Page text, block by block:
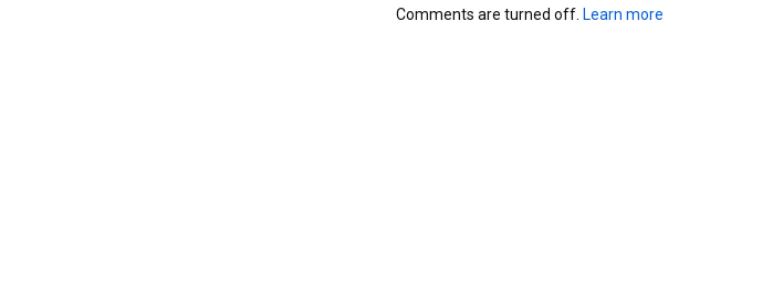
Comments are turned off. Learn more